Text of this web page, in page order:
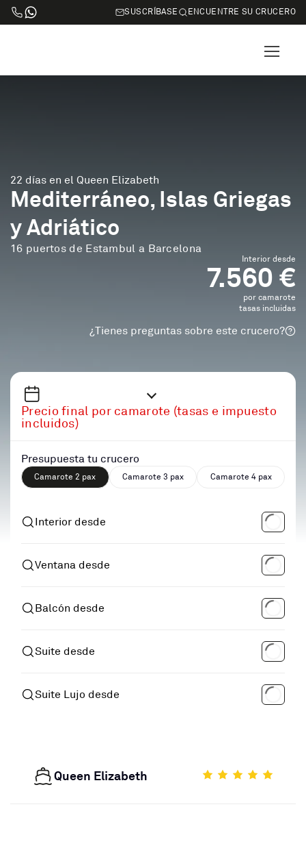
SUSCRÍBASE ENCUENTRE SU CRUCERO
22 días en el Queen Elizabeth
Mediterráneo, Islas Griegas
y Adriático
16 puertos de Estambul a Barcelona
Interior desde
7.560 €
por camarote
tasas incluidas
¿Tienes preguntas sobre este crucero?
Precio final por camarote (tasas e impuesto
incluidos)
Presupuesta tu crucero
Camarote 2 pax Camarote 3 pax Camarote 4 pax
Interior desde
Ventana desde
Balcón desde
Suite desde
Suite Lujo desde
Queen Elizabeth